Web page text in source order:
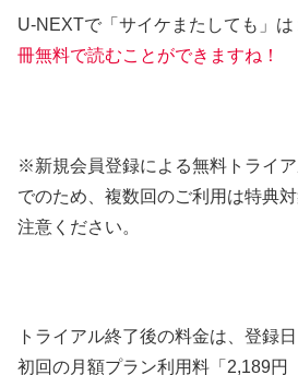
U-NEXTで「サイケまたしても」は
冊無料で読むことができますね！
※新規会員登録による無料トライ
でのため、複数回のご利用は特典
注意ください。
トライアル終了後の料金は、登録
初回の月額プラン利用料「2,189円